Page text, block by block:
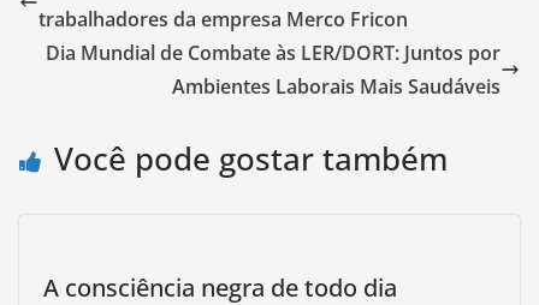
trabalhadores da empresa Merco Fricon
Dia Mundial de Combate às LER/DORT: Juntos por
Ambientes Laborais Mais Saudáveis
Você pode gostar também
A consciência negra de todo dia